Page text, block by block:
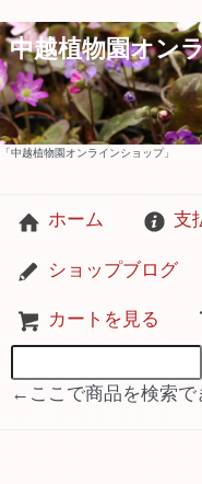
中越植物園オン
「中越植物園オンラインショップ」
ホーム 支
ショップブログ
カートを見る
←ここで商品を検索で